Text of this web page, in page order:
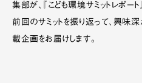
集部が、『こども環境サミットレポー
前回のサミットを振り返って、興味
載企画をお届けします。